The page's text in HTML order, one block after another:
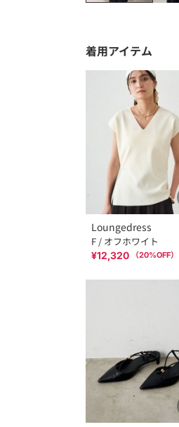
着用アイテム
Loungedress
F / オフホワイト
¥12,320 （20%OFF）